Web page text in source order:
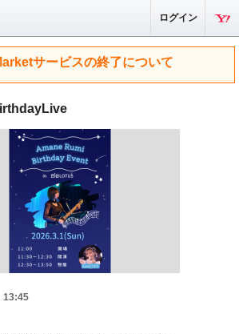
ログイン
サービスの終了について
13:45